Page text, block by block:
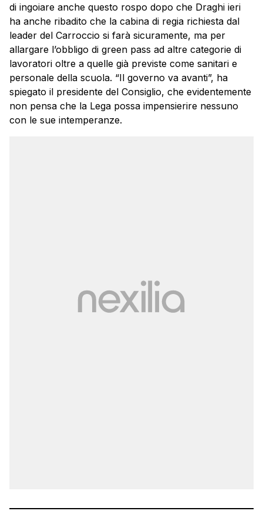
di ingoiare anche questo rospo dopo che Draghi ieri
ha anche ribadito che la cabina di regia richiesta dal
leader del Carroccio si farà sicuramente, ma per
allargare l’obbligo di green pass ad altre categorie di
lavoratori oltre a quelle già previste come sanitari e
personale della scuola. “Il governo va avanti”, ha
spiegato il presidente del Consiglio, che evidentemente
non pensa che la Lega possa impensierire nessuno
con le sue intemperanze.